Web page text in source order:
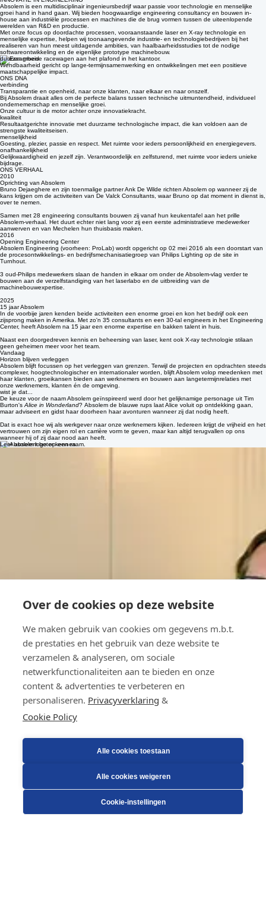
English
INNOVATIE IN ENGINEERING
Absolem is een multidisciplinair ingenieursbedrijf waar passie voor technologie en menselijke
groei hand in hand gaan. Wij bieden hoogwaardige engineering consultancy en bouwen in-
house aan industriële processen en machines die de brug vormen tussen de uiteenlopende
werelden van R&D en productie.
Met onze focus op doordachte processen, vooraanstaande laser en X-ray technologie en
menselijke expertise, helpen wij toonaangevende industrie- en technologiebedrijven bij het
realiseren van hun meest uitdagende ambities, van haalbaarheidsstudies tot de nodige
softwareontwikkeling en de eigenlijke prototype machinebouw.
duurzaamheid
Wendbaarheid gericht op lange-termijnsamenwerking en ontwikkelingen met een positieve
maatschappelijke impact.
ONS DNA
verbinding
Transparantie en openheid, naar onze klanten, naar elkaar en naar onszelf.
Bij Absolem draait alles om de perfecte balans tussen technische uitmuntendheid, individueel
ondernemerschap en menselijke groei.
Onze cultuur is de motor achter onze innovatiekracht.
kwaliteit
Resultaatgerichte innovatie met duurzame technologische impact, die kan voldoen aan de
strengste kwaliteitseisen.
menselijkheid
Goesting, plezier, passie en respect. Met ruimte voor ieders persoonlijkheid en energiegevers.
onafhankelijkheid
Gelijkwaardigheid en jezelf zijn. Verantwoordelijk en zelfsturend, met ruimte voor ieders unieke
bijdrage.
ONS VERHAAL
2010
Oprichting van Absolem
Bruno Dejaeghere en zijn toenmalige partner Ank De Wilde richten Absolem op wanneer zij de
kans krijgen om de activiteiten van De Valck Consultants, waar Bruno op dat moment in dienst is,
over te nemen.
Samen met 28 engineering consultants bouwen zij vanaf hun keukentafel aan het prille
Absolem-verhaal. Het duurt echter niet lang voor zij een eerste administratieve medewerker
aanwerven en van Mechelen hun thuisbasis maken.
2016
Opening Engineering Center
Absolem Engineering (voorheen: ProLab) wordt opgericht op 02 mei 2016 als een doorstart van
de procesontwikkelings- en bedrijfsmechanisatiegroep van Philips Lighting op de site in
Turnhout.
3 oud-Philips medewerkers slaan de handen in elkaar om onder de Absolem-vlag verder te
bouwen aan de verzelfstandiging van het laserlabo en de uitbreiding van de
machinebouwexpertise.
2025
15 jaar Absolem
In de voorbije jaren kenden beide activiteiten een enorme groei en kon het bedrijf ook een
zijsprong maken in Amerika. Met zo'n 35 consultants en een 30-tal engineers in het Engineering
Center, heeft Absolem na 15 jaar een enorme expertise en bakken talent in huis.
Naast een doorgedreven kennis en beheersing van laser, kent ook X-ray technologie stilaan
geen geheimen meer voor het team.
Vandaag
Horizon blijven verleggen
Absolem blijft focussen op het verleggen van grenzen. Terwijl de projecten en opdrachten steeds
complexer, hoogtechnologischer en internationaler worden, blijft Absolem volop meedenken met
haar klanten, groeikansen bieden aan werknemers en bouwen aan langetermijnrelaties met
onze werknemers, klanten én de omgeving.
wist je dat...
De keuze voor de naam Absolem geïnspireerd werd door het gelijknamige personage uit Tim
Burton'sAlice in Wonderland ? Absolem de blauwe rups laat Alice voluit op ontdekking gaan,
maar adviseert en gidst haar doorheen haar avonturen wanneer zij dat nodig heeft.
Dat is exact hoe wij als werkgever naar onze werknemers kijken. Iedereen krijgt de vrijheid en het
vertrouwen om zijn eigen rol en carrière vorm te geven, maar kan altijd terugvallen op ons
wanneer hij of zij daar nood aan heeft.
Over de cookies op deze website
We maken gebruik van cookies om gegevens m.b.t.
de prestaties en het gebruik van deze website te
verzamelen & analyseren, om sociale
netwerkfunctionaliteiten aan te bieden en onze
content & advertenties te verbeteren en
personaliseren. Privacyverklaring &
Cookie Policy
Alle cookies toestaan
Alle cookies weigeren
Cookie-instellingen